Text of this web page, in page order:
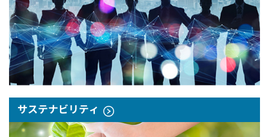
サステナビリティ